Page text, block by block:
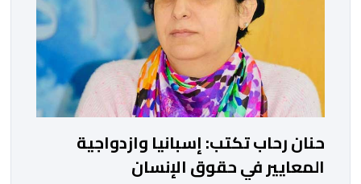
حنان رحاب تكتب: إسبانيا وازدواجية
المعايير في حقوق الإنسان